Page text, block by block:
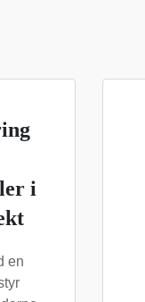
i
en